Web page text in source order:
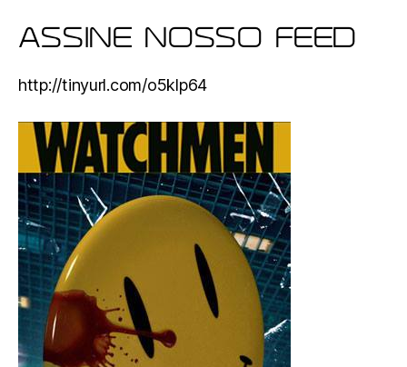
ASSINE NOSSO FEED
http://tinyurl.com/o5klp64